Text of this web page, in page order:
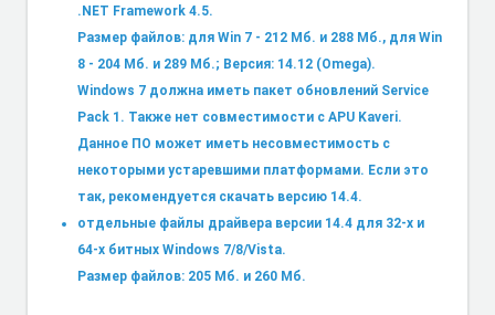
.NET Framework 4.5.
Размер файлов: для Win 7 - 212 Мб. и 288 Мб., для Win
8 - 204 Мб. и 289 Мб.; Версия: 14.12 (Omega).
Windows 7 должна иметь пакет обновлений Service
Pack 1. Также нет совместимости с APU Kaveri.
Данное ПО может иметь несовместимость с
некоторыми устаревшими платформами. Если это
так, рекомендуется скачать версию 14.4.
отдельные файлы драйвера версии 14.4 для 32-х и
64-х битных Windows 7/8/Vista.
Размер файлов: 205 Мб. и 260 Мб.